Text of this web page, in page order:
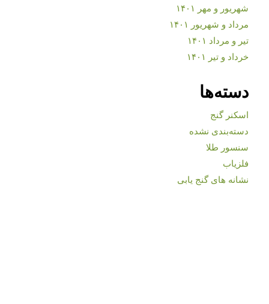
شهریور و مهر ۱۴۰۱
مرداد و شهریور ۱۴۰۱
تیر و مرداد ۱۴۰۱
خرداد و تیر ۱۴۰۱
دسته‌ها
اسکنر گنج
دسته‌بندی نشده
سنسور طلا
فلزیاب
نشانه های گنج یابی